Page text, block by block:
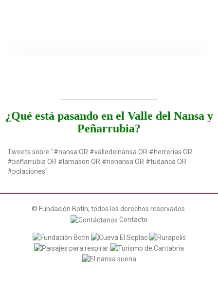
¿Qué está pasando en el Valle del Nansa y
Peñarrubia?
Tweets sobre "#nansa OR #valledelnansa OR #herrerias OR
#peñarrubia OR #lamason OR #rionansa OR #tudanca OR
#polaciones"
© Fundación Botín, todos los derechos reservados.
Contacto